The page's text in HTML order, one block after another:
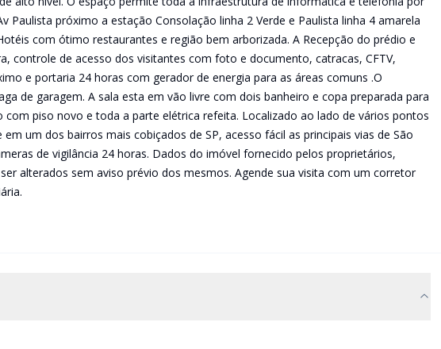
Paulista próximo a estação Consolação linha 2 Verde e Paulista linha 4 amarela
com ótimo restaurantes e região bem arborizada. A Recepção do prédio e
controle de acesso dos visitantes com foto e documento, catracas, CFTV,
e portaria 24 horas com gerador de energia para as áreas comuns .O
de garagem. A sala esta em vão livre com dois banheiro e copa preparada para
com piso novo e toda a parte elétrica refeita. Localizado ao lado de vários pontos
um dos bairros mais cobiçados de SP, acesso fácil as principais vias de São
de vigilância 24 horas. Dados do imóvel fornecido pelos proprietários,
alterados sem aviso prévio dos mesmos. Agende sua visita com um corretor